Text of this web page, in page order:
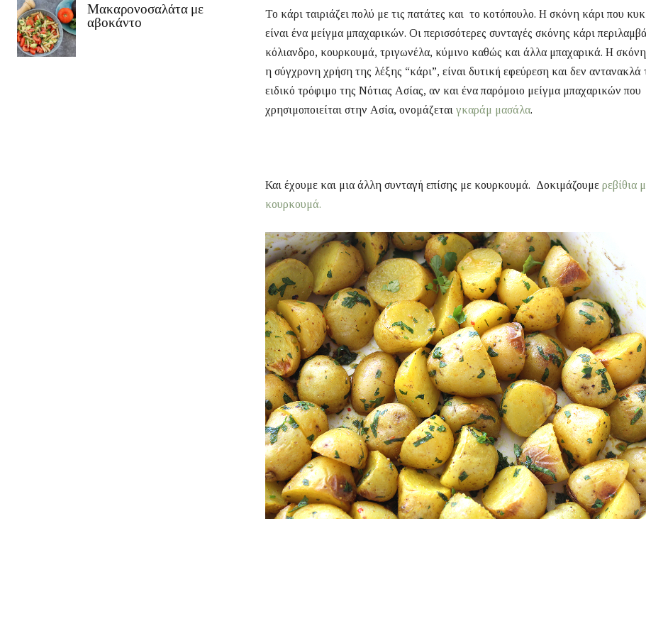
Μακαρονοσαλάτα με
αβοκάντο
Το κάρι ταιριάζει πολύ με τις πατάτες και το κοτόπουλο. Η σκόνη κάρι που
είναι ένα μείγμα μπαχαρικών. Οι περισσότερες συνταγές σκόνης κάρι
κόλιανδρο, κουρκουμά, τριγωνέλα, κύμινο καθώς και άλλα μπαχαρικά. Η
η σύγχρονη χρήση της λέξης “κάρι”, είναι δυτική εφεύρεση και δεν αντανακλά
ειδικό τρόφιμο της Νότιας Ασίας, αν και ένα παρόμοιο μείγμα μπαχαρικών που
χρησιμοποιείται στην Ασία, ονομάζεται γκαράμ μασάλα.
Και έχουμε και μια άλλη συνταγή επίσης με κουρκουμά. Δοκιμάζουμε ρεβίθια
κουρκουμά.